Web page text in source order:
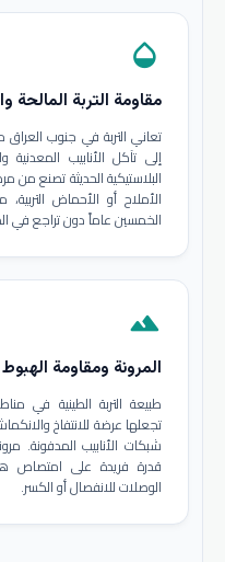
opacity
مقاومة التربة المالحة
تعاني التربة في جنوب
إلى تآكل الأنابيب المعدنية
البلاستيكية الحديثة تصنع من
الأملاح أو الأحماض
الخمسين عاماً دون تراجع في
terrain
المرونة ومقاومة
طبيعة التربة الطينية في
تجعلها عرضة للانتفاخ
قدرة فريدة على امتصاص
الوصلات للانفصال أو الكسر.